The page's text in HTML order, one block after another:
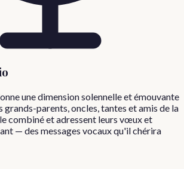
une dimension solennelle et émouvante
grands-parents, oncles, tantes et amis de la
combiné et adressent leurs vœux et
— des messages vocaux qu'il chérira